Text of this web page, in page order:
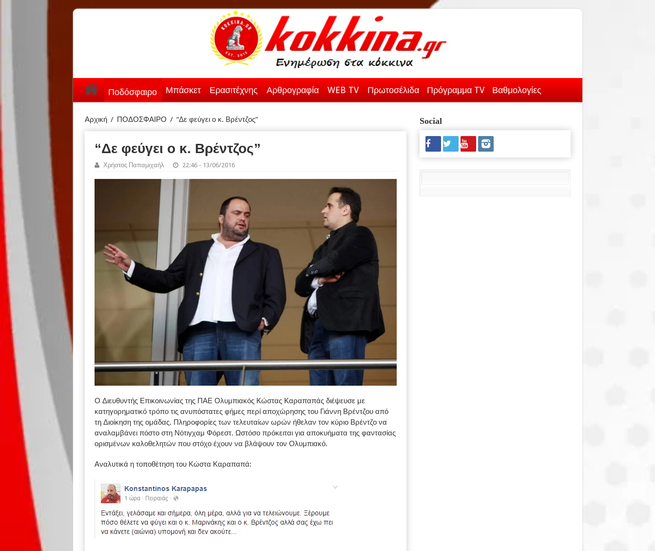
Ποδόσφαιρο Μπάσκετ Ερασιτέχνης Αρθρογραφία WEB TV Πρωτοσέλιδα Πρόγραμμα TV Βαθμολογίες
Αρχική / ΠΟΔΟΣΦΑΙΡΟ / “Δε φεύγει ο κ. Βρέντζος”
“Δε φεύγει ο κ. Βρέντζος”
Χρήστος Παπαμιχαήλ 22:46 - 13/06/2016
Ο Διευθυντής Επικοινωνίας της ΠΑΕ Ολυμπιακός Κώστας Καραπαπάς διέψευσε με
κατηγορηματικό τρόπο τις ανυπόστατες φήμες περί αποχώρησης του Γιάννη Βρέντζου από
τη Διοίκηση της ομάδας. Πληροφορίες των τελευταίων ωρών ήθελαν τον κύριο Βρέντζο να
αναλαμβάνει πόστο στη Νότιγχαμ Φόρεστ. Ωστόσο πρόκειται για αποκυήματα της φαντασίας
ορισμένων καλοθελητών που στόχο έχουν να βλάψουν τον Ολυμπιακό.
Αναλυτικά η τοποθέτηση του Κώστα Καραπαπά:
Social